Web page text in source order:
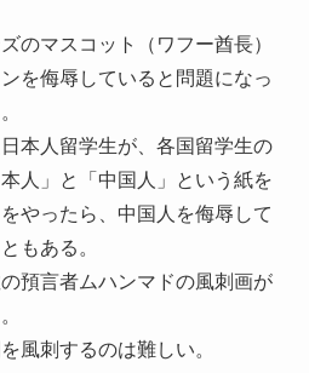
のマスコット（ワフー酋長）
を侮辱していると問題になっ
本人留学生が、各国留学生の
人」と「中国人」という紙を
やったら、中国人を侮辱して
もある。
預言者ムハンマドの風刺画が
風刺するのは難しい。